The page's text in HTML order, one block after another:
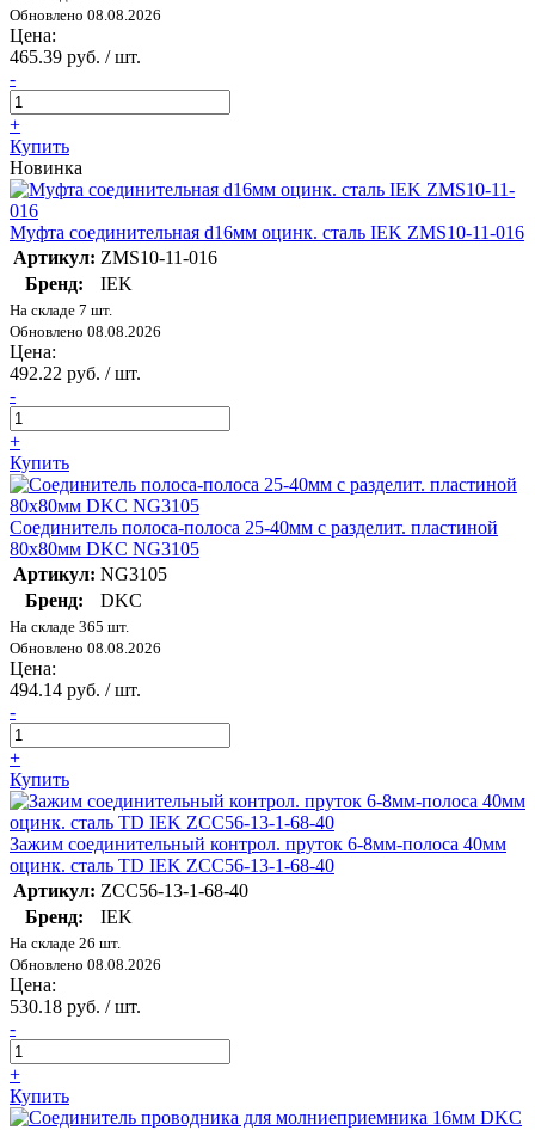
Обновлено 08.08.2026
Цена:
465.39 руб. / шт.
-
+
Купить
Новинка
Муфта соединительная d16мм оцинк. сталь IEK ZMS10-11-016
Артикул: ZMS10-11-016
Бренд:
IEK
На складе 7 шт.
Обновлено 08.08.2026
Цена:
492.22 руб. / шт.
-
+
Купить
Соединитель полоса-полоса 25-40мм с разделит. пластиной
80х80мм DKC NG3105
Артикул: NG3105
Бренд:
DKC
На складе 365 шт.
Обновлено 08.08.2026
Цена:
494.14 руб. / шт.
-
+
Купить
Зажим соединительный контрол. пруток 6-8мм-полоса 40мм
оцинк. сталь TD IEK ZCC56-13-1-68-40
Артикул: ZCC56-13-1-68-40
Бренд:
IEK
На складе 26 шт.
Обновлено 08.08.2026
Цена:
530.18 руб. / шт.
-
+
Купить